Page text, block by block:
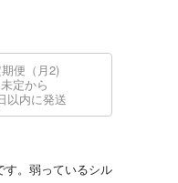
便（月2)
未定から
以内に発送
す。弱っているシル